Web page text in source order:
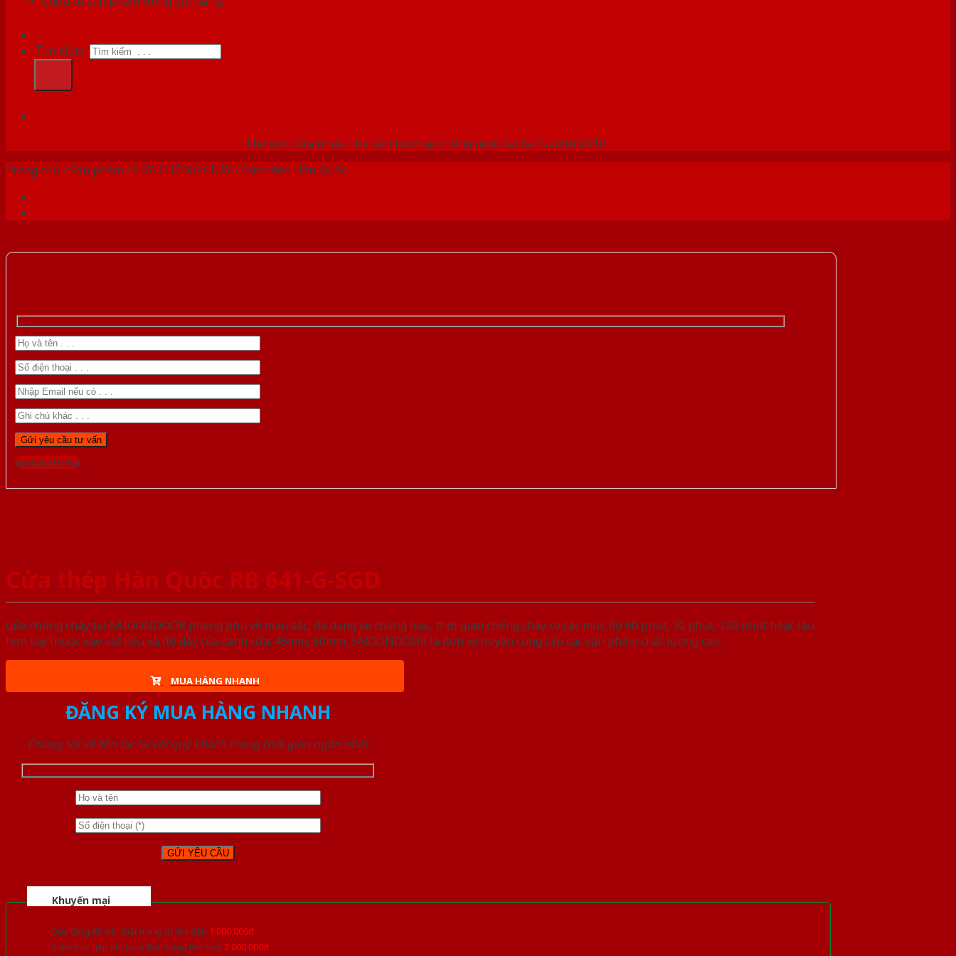
Tìm kiếm:
Thế giới Cửa nhựa nhà tắm lõi thép chống nước tại Sài Gòn từ 2010
Trang chủ /Sản phẩm /CỬA CHỐNG CHÁY/Cửa thép Hàn Quốc
Gọi 0976.169.864
Cửa thép Hàn Quốc RB 641-G-SGD
Cửa chống cháy tại SAIGONDOOR phong phú về màu sắc, đa dạng về chủng loại, thời gian chống cháy có các mức độ 60 phút, 90 phút, 120 phút hoặc lâu
hơn tùy thuộc vào vật liệu và độ dày của cánh cửa: 45mm, 50mm. SAIGONDOOR là đơn vị chuyên cung cấp các sản phẩm chất lượng cao.
MUA HÀNG NHANH
ĐĂNG KÝ MUA HÀNG NHANH
Chúng tôi sẽ liên lạc lại với quý khách trong thời gian ngắn nhất
Khuyến mại
Quà tặng đồ nội thất trang trí lên đến 1.000.000đ
Giảm trực tiếp khi mua đơn hàng lớn hơn 3.000.000đ